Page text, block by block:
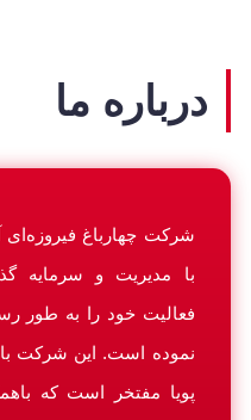
درباره ما
شرکت چهارباغ فیروزه‌ای
با مدیریت و سرمایه
نموده است. این شرکت با
پویا مفتخر است که